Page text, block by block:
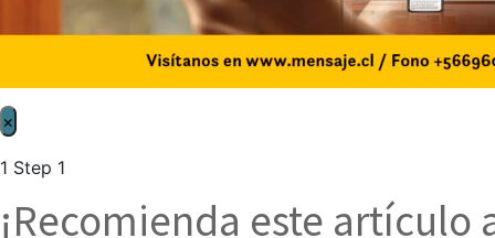
×
1 Step 1
¡Recomienda este artículo